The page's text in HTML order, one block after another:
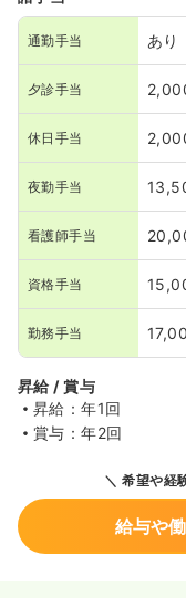
通勤手当 あり
夕診手当
休日手当
夜勤手当
看護師手当
資格手当
勤務手当
昇給 / 賞与
昇給：年1回
賞与：年2回
希望や経
給与や